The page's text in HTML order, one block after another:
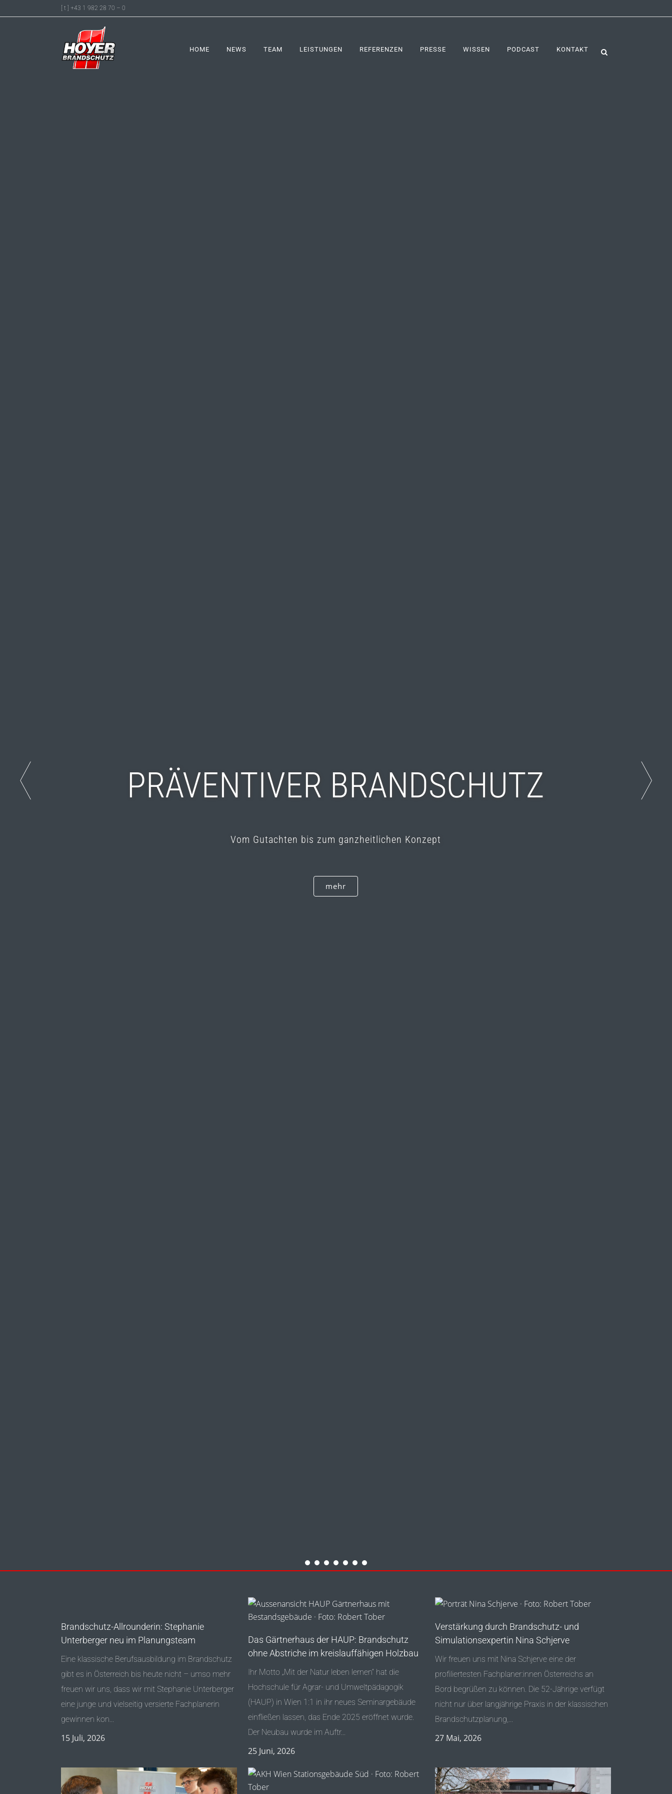
[ t ] +43 1 982 28 70 – 0
HOME NEWS TEAM LEISTUNGEN REFERENZEN PRESSE WISSEN PODCAST KONTAKT
PRÄVENTIVER BRANDSCHUTZ
mehr
Vom Gutachten bis zum ganzheitlichen Konzept
Brandschutz-Allrounderin: Stephanie
Unterberger neu im Planungsteam
Eine klassische Berufsausbildung im Brandschutz
gibt es in Österreich bis heute nicht – umso mehr
freuen wir uns, dass wir mit Stephanie Unterberger
eine junge und vielseitig versierte Fachplanerin
gewinnen kon...
15 Juli, 2026
Das Gärtnerhaus der HAUP: Brandschutz
ohne Abstriche im kreislauffähigen Holzbau
Ihr Motto „Mit der Natur leben lernen“ hat die
Hochschule für Agrar- und Umweltpädagogik
(HAUP) in Wien 1:1 in ihr neues Seminargebäude
einfließen lassen, das Ende 2025 eröffnet wurde.
Der Neubau wurde im Auftr...
25 Juni, 2026
Verstärkung durch Brandschutz- und
Simulationsexpertin Nina Schjerve
Wir freuen uns mit Nina Schjerve eine der
profiliertesten Fachplaner:innen Österreichs an
Bord begrüßen zu können. Die 52-Jährige verfügt
nicht nur über langjährige Praxis in der klassischen
Brandschutzplanung,...
27 Mai, 2026